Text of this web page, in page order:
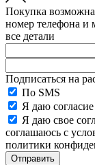
Покупка
номер телефона и
все детали
Подписаться на
По SMS
Я даю
Я даю свое
соглашаюсь с
политики